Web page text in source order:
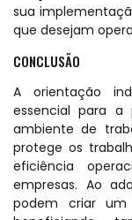
sua
que desejam
CONCLUSÃO
A orientação
essencial para
ambiente de
protege os
eficiência
empresas. Ao
podem criar um